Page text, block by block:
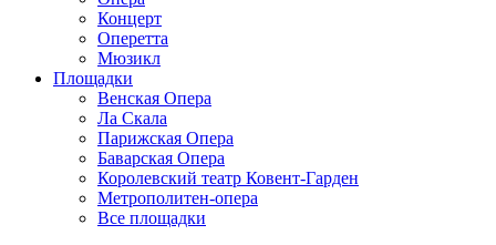
Концерт
Оперетта
Мюзикл
Площадки
Венская Опера
Ла Скала
Парижская Опера
Баварская Опера
Королевский театр Ковент-Гарден
Метрополитен-опера
Все площадки